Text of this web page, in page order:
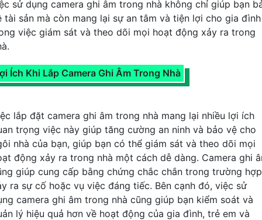
sử dụng camera ghi âm trong nhà không chỉ giúp bạn
tài sản mà còn mang lại sự an tâm và tiện lợi cho gia đình
việc giám sát và theo dõi mọi hoạt động xảy ra trong
Ích Khi Lắp Camera Ghi Âm Trong Nhà
lắp đặt camera ghi âm trong nhà mang lại nhiều lợi ích
trọng việc này giúp tăng cường an ninh và bảo vệ cho
nhà của bạn, giúp bạn có thể giám sát và theo dõi mọi
động xảy ra trong nhà một cách dễ dàng. Camera ghi
giúp cung cấp bằng chứng chắc chắn trong trường hợp
ra sự cố hoặc vụ việc đáng tiếc. Bên cạnh đó, việc sử
camera ghi âm trong nhà cũng giúp bạn kiểm soát và
lý hiệu quả hơn về hoạt động của gia đình, trẻ em và